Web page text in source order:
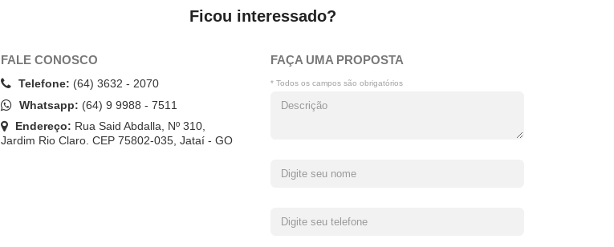
Ficou interessado?
FALE CONOSCO
Telefone: (64) 3632 - 2070
Whatsapp: (64) 9 9988 - 7511
Endereço: Rua Said Abdalla, Nº 310,
Jardim Rio Claro. CEP 75802-035, Jataí - GO
FAÇA UMA PROPOSTA
* Todos os campos são obrigatórios